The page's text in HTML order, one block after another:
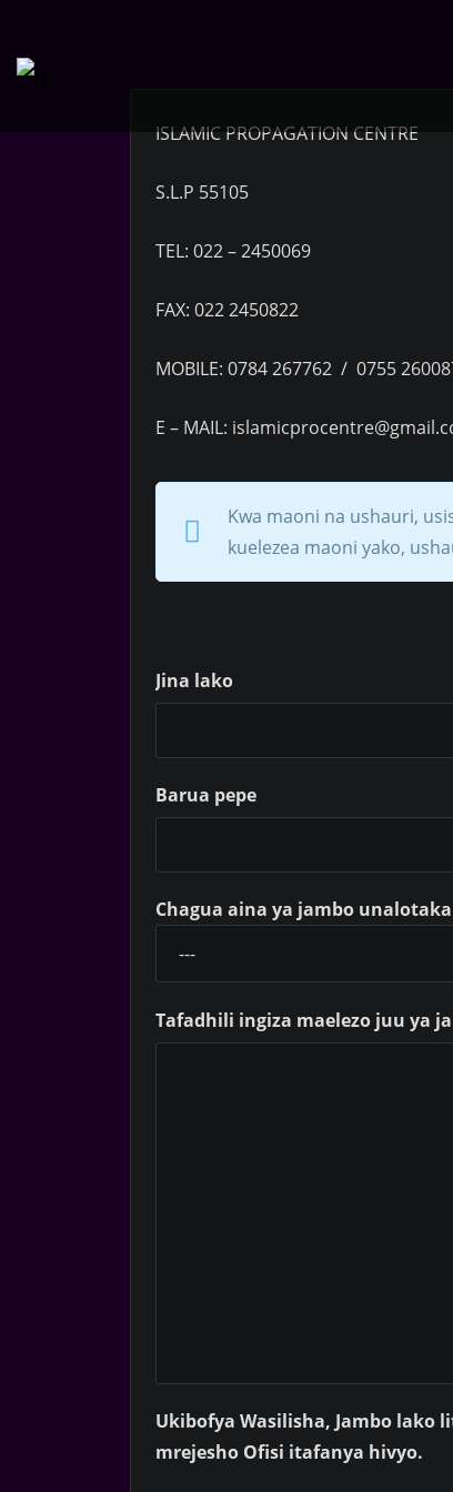
content
ISLAMIC PROPAGATION CENTRE
S.L.P 55105
TEL: 022 – 2450069
FAX: 022 2450822
MOBILE: 0784 267762 / 0755
E – MAIL:
Kwa maoni na ushauri,
kuelezea maoni yako,
Jina lako
Barua pepe
Chagua aina ya jambo
Tafadhili ingiza maelezo juu ya
Ukibofya Wasilisha, Jambo
mrejesho Ofisi itafanya hivyo.